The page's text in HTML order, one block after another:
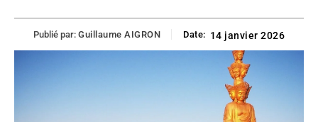
Publié par: Guillaume AIGRON Date: 14 janvier 2026